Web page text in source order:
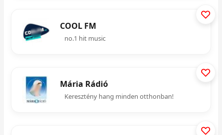
COOL FM
no.1 hit music
Mária Rádió
Keresztény hang minden otthonban!